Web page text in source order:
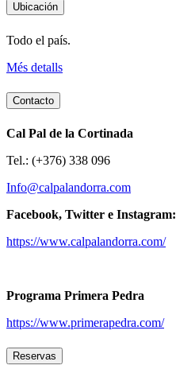
Ubicación
Todo el país.
Més detalls
Contacto
Cal Pal de la Cortinada
Tel.: (+376) 338 096
Info@calpalandorra.com
Facebook, Twitter e Instagram:
https://www.calpalandorra.com/
Programa Primera Pedra
https://www.primerapedra.com/
Reservas